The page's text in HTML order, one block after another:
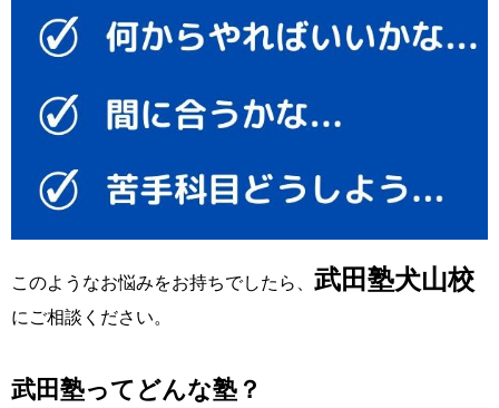
このようなお悩みをお持ちでしたら、 武田塾犬山校
にご相談ください。
武田塾ってどんな塾？